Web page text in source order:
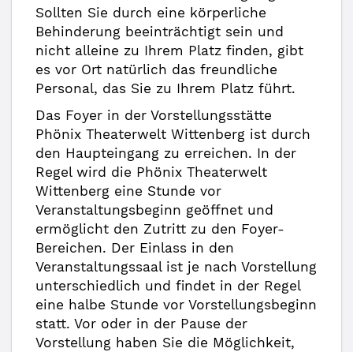
Sollten Sie durch eine körperliche
Behinderung beeinträchtigt sein und
nicht alleine zu Ihrem Platz finden, gibt
es vor Ort natürlich das freundliche
Personal, das Sie zu Ihrem Platz führt.
Das Foyer in der Vorstellungsstätte
Phönix Theaterwelt Wittenberg ist durch
den Haupteingang zu erreichen. In der
Regel wird die Phönix Theaterwelt
Wittenberg eine Stunde vor
Veranstaltungsbeginn geöffnet und
ermöglicht den Zutritt zu den Foyer-
Bereichen. Der Einlass in den
Veranstaltungssaal ist je nach Vorstellung
unterschiedlich und findet in der Regel
eine halbe Stunde vor Vorstellungsbeginn
statt. Vor oder in der Pause der
Vorstellung haben Sie die Möglichkeit,